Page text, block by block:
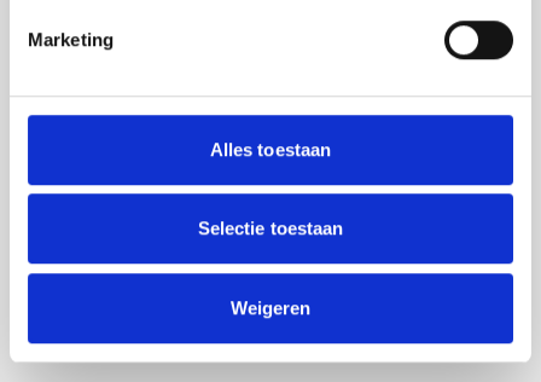
Marketing
Alles toestaan
Selectie toestaan
Weigeren
Ik ga akkoord dat mijn gegevens
worden gedeeld met de
zijn bij deze JGZ-richtlijn.
Versturen